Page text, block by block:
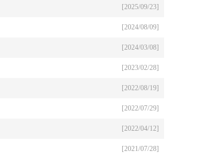
[2025/09/23]
[2024/08/09]
[2024/03/08]
[2023/02/28]
[2022/08/19]
[2022/07/29]
[2022/04/12]
[2021/07/28]